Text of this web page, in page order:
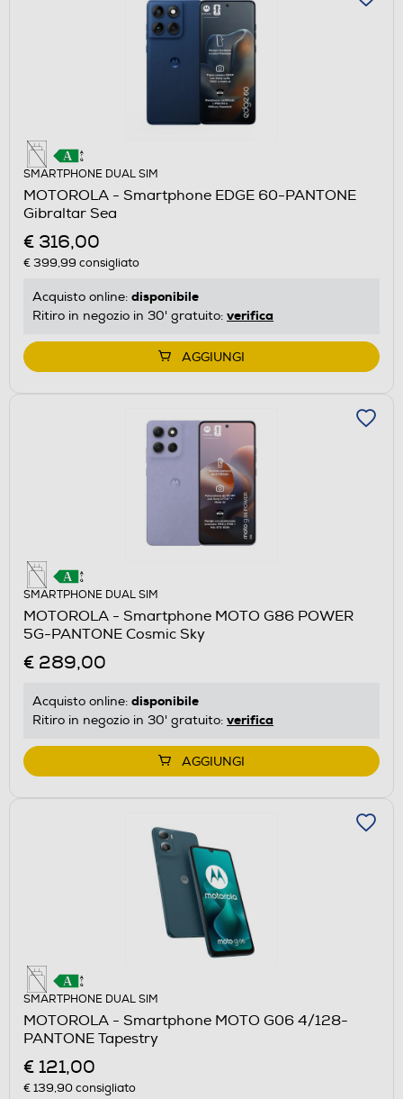
SMARTPHONE DUAL SIM
MOTOROLA - Smartphone EDGE 60-PANTONE
Gibraltar Sea
€ 316,00
€ 399,99 consigliato
Acquisto online: disponibile
Ritiro in negozio in 30' gratuito: verifica
AGGIUNGI
SMARTPHONE DUAL SIM
MOTOROLA - Smartphone MOTO G86 POWER
5G-PANTONE Cosmic Sky
€ 289,00
Acquisto online: disponibile
Ritiro in negozio in 30' gratuito: verifica
AGGIUNGI
SMARTPHONE DUAL SIM
MOTOROLA - Smartphone MOTO G06 4/128-
PANTONE Tapestry
€ 121,00
€ 139,90consigliato